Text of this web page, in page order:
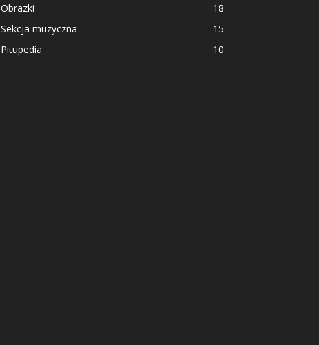
Obrazki
18
Sekcja muzyczna
15
Pitupedia
10